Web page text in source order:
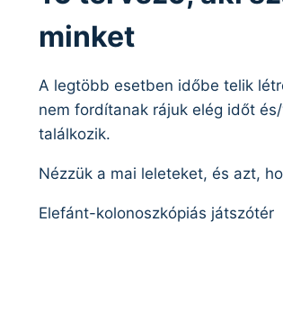
minket
A legtöbb esetben időbe telik
nem fordítanak rájuk elég időt
találkozik.
Nézzük a mai leleteket, és azt,
Elefánt-kolonoszkópiás játszótér